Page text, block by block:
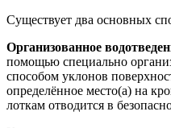
Существует два основных
Организованное
помощью специально
способом уклонов
определённое место(а) на
лоткам отводится в